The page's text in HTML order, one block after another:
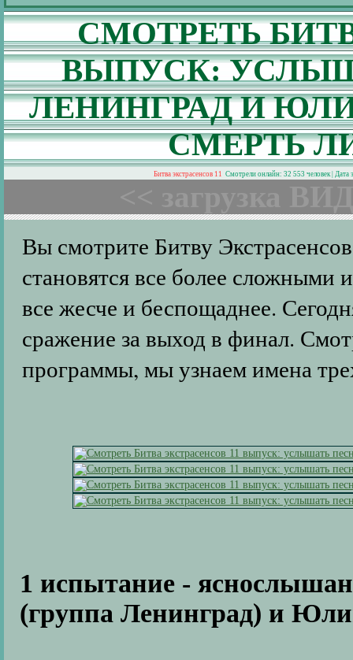
СМОТРЕТЬ
ВЫПУСК:
ЛЕНИНГРАД И
СМЕРТЬ
Битва экстрасенсов 11 Смотрели онлайн: 32 553 человек |
Вы смотрите Битву
становятся все более сложными
все жесче и беспощаднее.
сражение за выход в финал.
программы, мы узнаем имена
1 испытание -
(группа Ленинград) и